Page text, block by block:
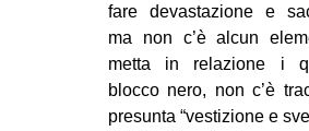
fare devastazione e
ma non c’è alcun
metta in relazione i
blocco nero, non c’è
presunta “vestizione e